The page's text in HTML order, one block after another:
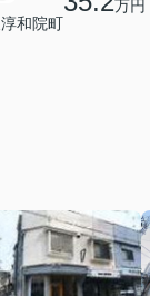
和院町
万円